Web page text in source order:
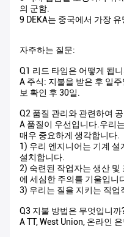
의 군함.
9 DEKA는 중국에서 가장
자주하는 질문:
Q1 리드 타임은 어떻게 됩
A 주식: 지불을 받은 후 일
보 확인 후 30일.
Q2 품질 관리와 관련하여
A 품질이 우선입니다.우리
매우 중요하게 생각합니다.
1) 우리 엔지니어는 기계
설치합니다.
2) 숙련된 작업자는 생산 및
에 세심한 주의를 기울입니
3) 우리는 질을 지키는 직업
Q3 지불 방법은 무엇입니까
A TT, West Union, 온라인